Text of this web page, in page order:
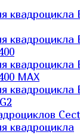
квадроцикла
квадроцикла
квадроцикла
MAX
квадроцикла
квадроцикла